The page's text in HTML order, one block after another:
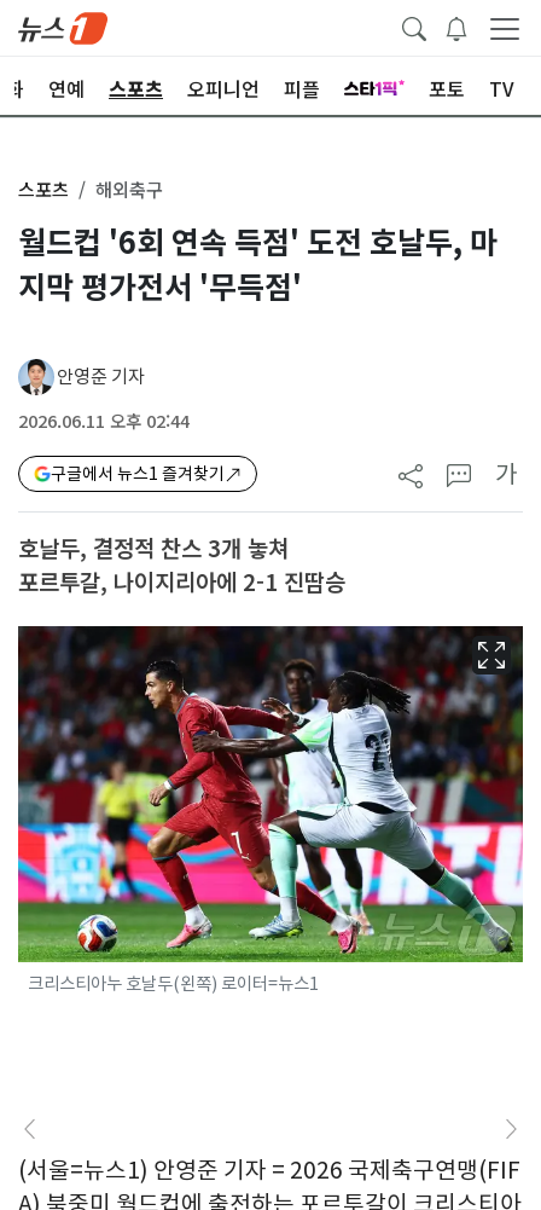
화 연예 스포츠 오피니언 피플 포토 TV
스포츠 해외축구
월드컵 '6회 연속 득점' 도전 호날두, 마
지막 평가전서 '무득점'
안영준 기자
2026.06.11 오후 02:44
구글에서 뉴스1 즐겨찾기 가
호날두, 결정적 찬스 3개 놓쳐
포르투갈, 나이지리아에 2-1 진땀승
크리스티아누 호날두(왼쪽) 로이터=뉴스1
(서울=뉴스1) 안영준 기자 = 2026 국제축구연맹(FIF
A) 북중미 월드컵에 출전하는 포르투갈이 크리스티아